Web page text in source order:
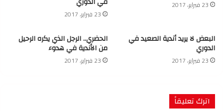
23 فبراير، 2017
23 فبراير، 2017
البعض لا يريد أندية الصعيد في
الدوري
23 فبراير، 2017
الحضري.. الرجل الذي يكره الرحيل
من الأندية في هدوء
23 فبراير، 2017
اترك تعليقاً